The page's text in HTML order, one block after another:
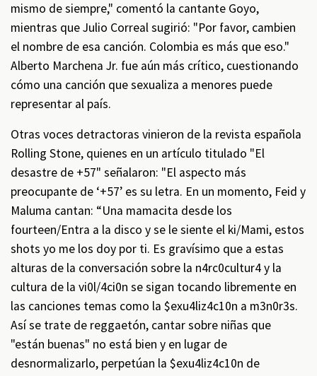
mismo de siempre," comentó la cantante Goyo,
mientras que Julio Correal sugirió: "Por favor, cambien
el nombre de esa canción. Colombia es más que eso."
Alberto Marchena Jr. fue aún más crítico, cuestionando
cómo una canción que sexualiza a menores puede
representar al país.
Otras voces detractoras vinieron de la revista española
Rolling Stone, quienes en un artículo titulado "El
desastre de +57" señalaron: "El aspecto más
preocupante de ‘+57’ es su letra. En un momento, Feid y
Maluma cantan: “Una mamacita desde los
fourteen/Entra a la disco y se le siente el ki/Mami, estos
shots yo me los doy por ti. Es gravísimo que a estas
alturas de la conversación sobre la n4rc0cultur4 y la
cultura de la vi0l/4ci0n se sigan tocando libremente en
las canciones temas como la $exu4liz4c10n a m3n0r3s.
Así se trate de reggaetón, cantar sobre niñas que
"están buenas" no está bien y en lugar de
desnormalizarlo, perpetúan la $exu4liz4c10n de